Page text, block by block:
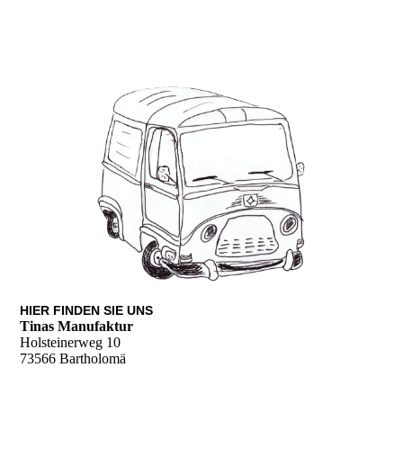
HIER FINDEN SIE UNS
Tinas Manufaktur
Holsteinerweg 10
73566 Bartholomä